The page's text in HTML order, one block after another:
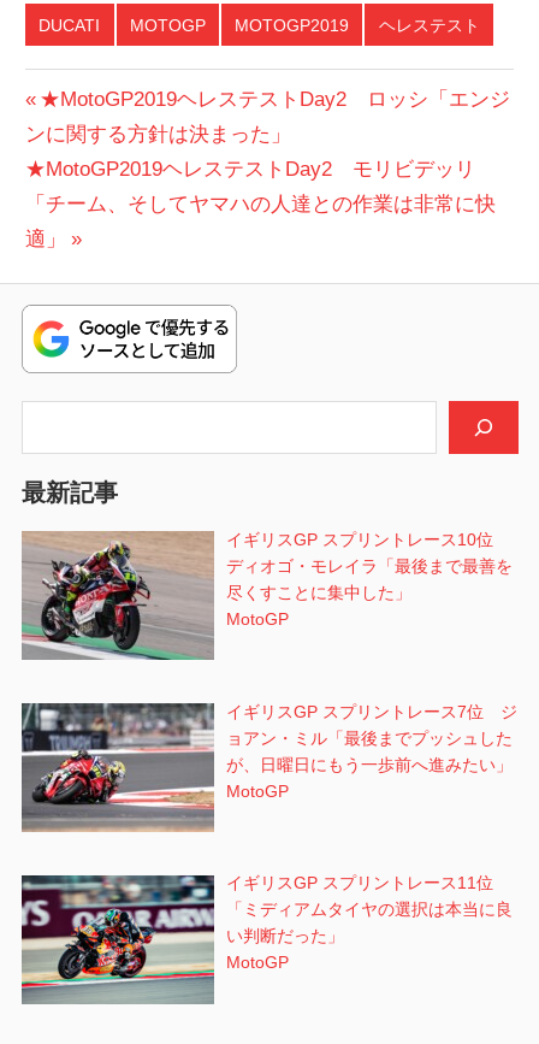
DUCATI MOTOGP MOTOGP2019 ヘレステスト
投
稿
ナ
ビ
ゲ
ー
ン
前
の
投
稿:
★MotoGP2019ヘレステストDay2 ロッシ「エンジ
ンに関する方針は決まった」
次
の
投
★MotoGP2019ヘレステストDay2 モリビデッリ
「チーム、そしてヤマハの人達との作業は非常に快
適」
最新記事
イギリスGP スプリントレース10位
ディオゴ・モレイラ「最後まで最善を
尽くすことに集中した」
MotoGP
イギリスGP スプリントレース7位 ジ
ョアン・ミル「最後までプッシュした
が、日曜日にもう一歩前へ進みたい」
MotoGP
イギリスGP スプリントレース11位
「ミディアムタイヤの選択は本当に良
い判断だった」
MotoGP